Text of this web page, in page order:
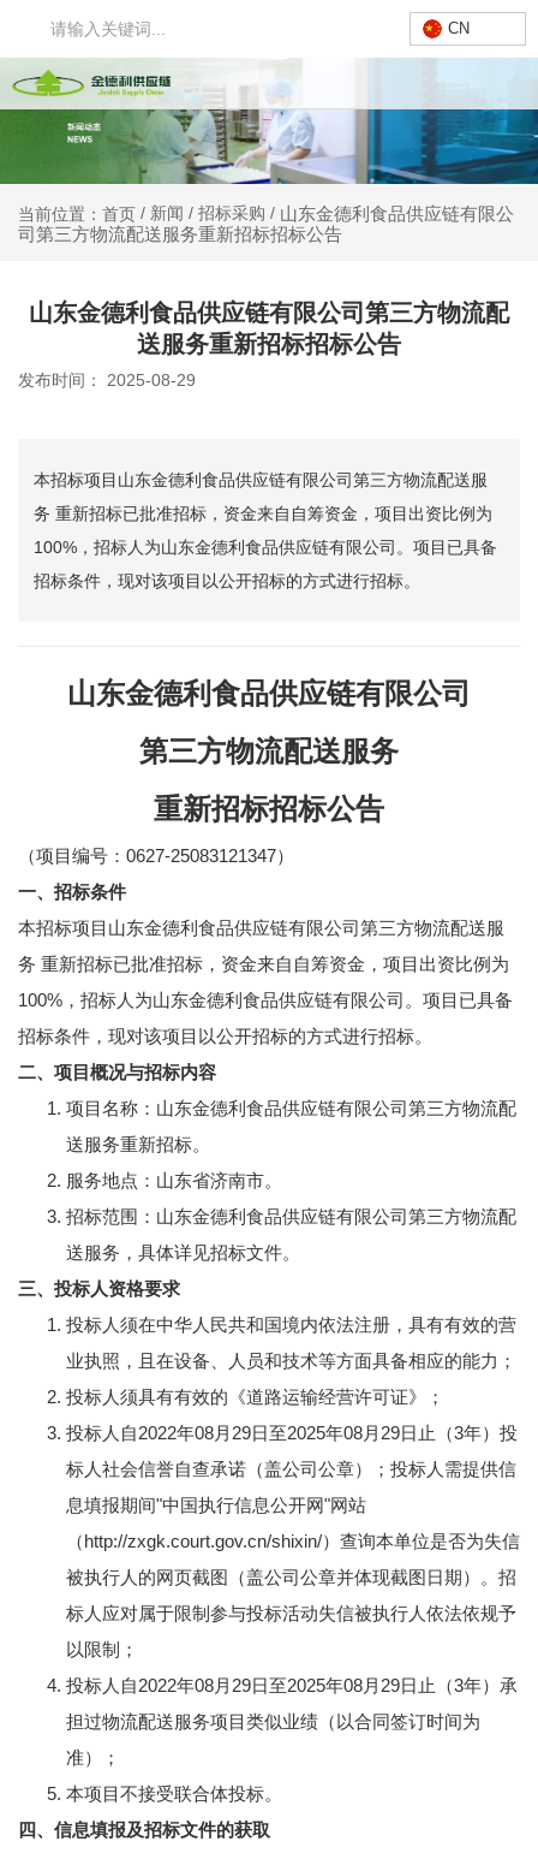
CN
当前位置：首页 / 新闻 / 招标采购 / 山东金德利食品供应链有限公
司第三方物流配送服务重新招标招标公告
山东金德利食品供应链有限公司第三方物流配
送服务重新招标招标公告
发布时间： 2025-08-29
本招标项目山东金德利食品供应链有限公司第三方物流配送服
务 重新招标已批准招标，资金来自自筹资金，项目出资比例为
100%，招标人为山东金德利食品供应链有限公司。项目已具备
招标条件，现对该项目以公开招标的方式进行招标。
山东金德利食品供应链有限公司
第三方物流配送服务
重新招标招标公告
（项目编号：0627-25083121347）
一、招标条件
本招标项目山东金德利食品供应链有限公司第三方物流配送服
务 重新招标已批准招标，资金来自自筹资金，项目出资比例为
100%，招标人为山东金德利食品供应链有限公司。项目已具备
招标条件，现对该项目以公开招标的方式进行招标。
二、项目概况与招标内容
项目名称：山东金德利食品供应链有限公司第三方物流配
送服务重新招标。
服务地点：山东省济南市。
招标范围：山东金德利食品供应链有限公司第三方物流配
送服务，具体详见招标文件。
三、投标人资格要求
投标人须在中华人民共和国境内依法注册，具有有效的营
业执照，且在设备、人员和技术等方面具备相应的能力；
投标人须具有有效的《道路运输经营许可证》；
投标人自2022年08月29日至2025年08月29日止（3年）投
标人社会信誉自查承诺（盖公司公章）；投标人需提供信
息填报期间"中国执行信息公开网"网站
（http://zxgk.court.gov.cn/shixin/）查询本单位是否为失信
被执行人的网页截图（盖公司公章并体现截图日期）。招
标人应对属于限制参与投标活动失信被执行人依法依规予
以限制；
投标人自2022年08月29日至2025年08月29日止（3年）承
担过物流配送服务项目类似业绩（以合同签订时间为
准）；
本项目不接受联合体投标。
四、信息填报及招标文件的获取